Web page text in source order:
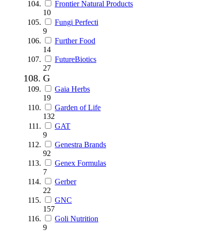
Frontier Natural Products
10
Fungi Perfecti
9
Further Food
14
FutureBiotics
27
G
Gaia Herbs
19
Garden of Life
132
GAT
9
Genestra Brands
92
Genex Formulas
7
Gerber
22
GNC
157
Goli Nutrition
9